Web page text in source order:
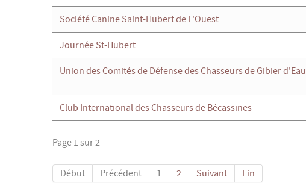
Société Canine Saint-Hubert de L'Ouest
Journée St-Hubert
Union des Comités de Défense des Chasseurs de Gibier d'Eau
Club International des Chasseurs de Bécassines
Page 1 sur 2
Début Précédent 1 2 Suivant Fin